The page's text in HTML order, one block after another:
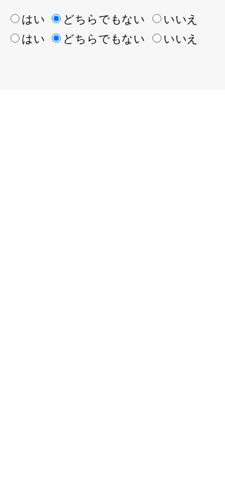
はい どちらでもない
いいえ
はい どちらでもない いいえ